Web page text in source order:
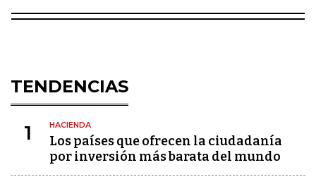
TENDENCIAS
1 HACIENDA
Los países que ofrecen la ciudadanía
por inversión más barata del mundo